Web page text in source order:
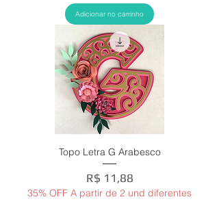
Adicionar no carrinho
Topo Letra G Arabesco
Preço
R$ 11,88
35% OFF A partir de 2 und diferentes